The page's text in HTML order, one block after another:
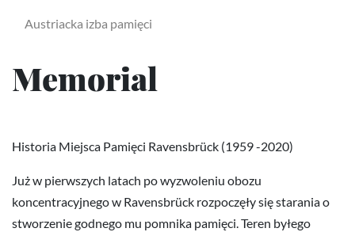
Austriacka izba pamięci
Memorial
Historia Miejsca Pamięci Ravensbrück (1959 -2020)
Już w pierwszych latach po wyzwoleniu obozu
koncentracyjnego w Ravensbrück rozpoczęły się starania o
stworzenie godnego mu pomnika pamięci. Teren byłego